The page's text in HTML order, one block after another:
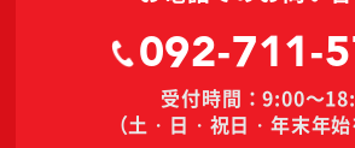
092-711-
受付時間：9:00～
（土・日・祝日・年末年始